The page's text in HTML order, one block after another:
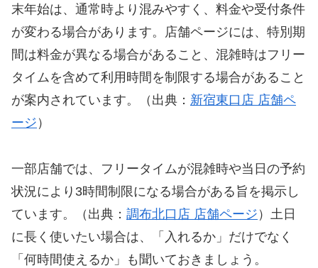
末年始は、通常時より混みやすく、料金や受付条件
が変わる場合があります。店舗ページには、特別期
間は料金が異なる場合があること、混雑時はフリー
タイムを含めて利用時間を制限する場合があること
が案内されています。（出典： 新宿東口店 店舗ペ
ージ ）
一部店舗では、フリータイムが混雑時や当日の予約
状況により3時間制限になる場合がある旨を掲示し
ています。（出典： 調布北口店 店舗ページ ）土日
に長く使いたい場合は、「入れるか」だけでなく
「何時間使えるか」も聞いておきましょう。